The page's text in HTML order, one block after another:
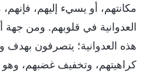
مكانتهم، أو يسيء إليهم،
العدوانية في قلوبهم. ومن
هذه العدوانية؛ يتصرفون بهدف
كراهيتهم، وتخفيف غضبهم،